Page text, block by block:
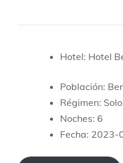
Hotel: Hotel
Población:
Régimen:
Noches: 6
Fecha: 2023-